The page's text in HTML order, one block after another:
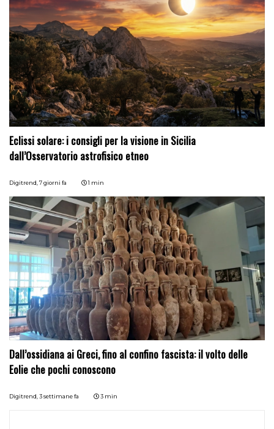
Eclissi solare: i consigli per la visione in Sicilia
dall’Osservatorio astrofisico etneo
Digitrend,7 giorni fa 1 min
Dall’ossidiana ai Greci, fino al confino fascista: il volto delle
Eolie che pochi conoscono
Digitrend,3 settimane fa 3 min